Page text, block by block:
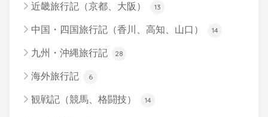
近畿旅行記（京都、大阪） 13
中国・四国旅行記（香川、高知、山口） 14
九州・沖縄旅行記 28
海外旅行記 6
観戦記（競馬、格闘技） 14